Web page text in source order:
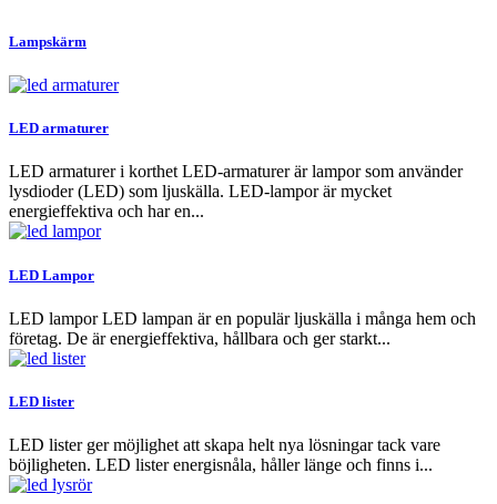
Lampskärm
LED armaturer
LED armaturer i korthet LED-armaturer är lampor som använder
lysdioder (LED) som ljuskälla. LED-lampor är mycket
energieffektiva och har en...
LED Lampor
LED lampor LED lampan är en populär ljuskälla i många hem och
företag. De är energieffektiva, hållbara och ger starkt...
LED lister
LED lister ger möjlighet att skapa helt nya lösningar tack vare
böjligheten. LED lister energisnåla, håller länge och finns i...